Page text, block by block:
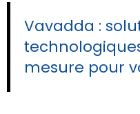
Vavadda :
mesure pour